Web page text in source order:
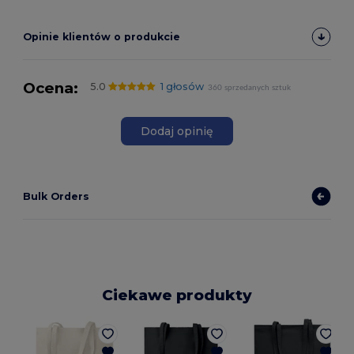
Opinie klientów o produkcie
Ocena: 5.0 1 głosów 360 sprzedanych sztuk
Dodaj opinię
Bulk Orders
Ciekawe produkty